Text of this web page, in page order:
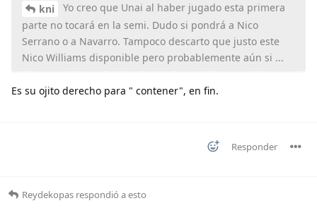
kni
Yo creo que Unai al haber jugado esta primera
parte no tocará en la semi. Dudo si pondrá a Nico
Serrano o a Navarro. Tampoco descarto que justo este
Nico Williams disponible pero probablemente aún si ...
Es su ojito derecho para " contener", en fin.
Responder
Reydekopas respondió a esto